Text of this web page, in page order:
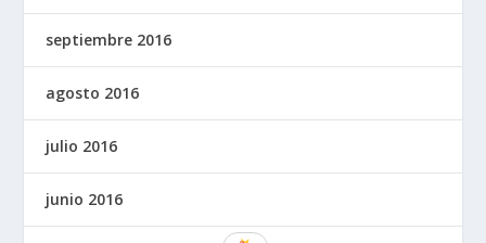
septiembre 2016
agosto 2016
julio 2016
junio 2016